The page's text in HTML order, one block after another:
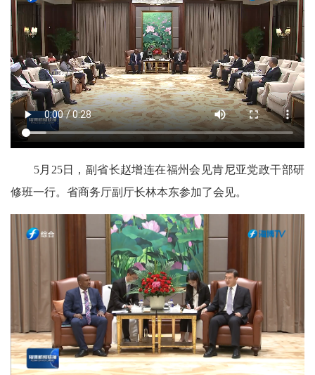
5月25日，副省长赵增连在福州会见肯尼亚党政干部研
修班一行。省商务厅副厅长林本东参加了会见。